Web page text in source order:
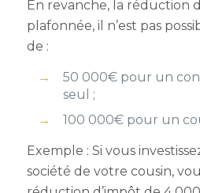
En revanche, la réduction
plafonnée, il n’est pas
de :
50 000€ pour un
seul ;
100 000€ pour un
Exemple : Si vous
société de votre cousin,